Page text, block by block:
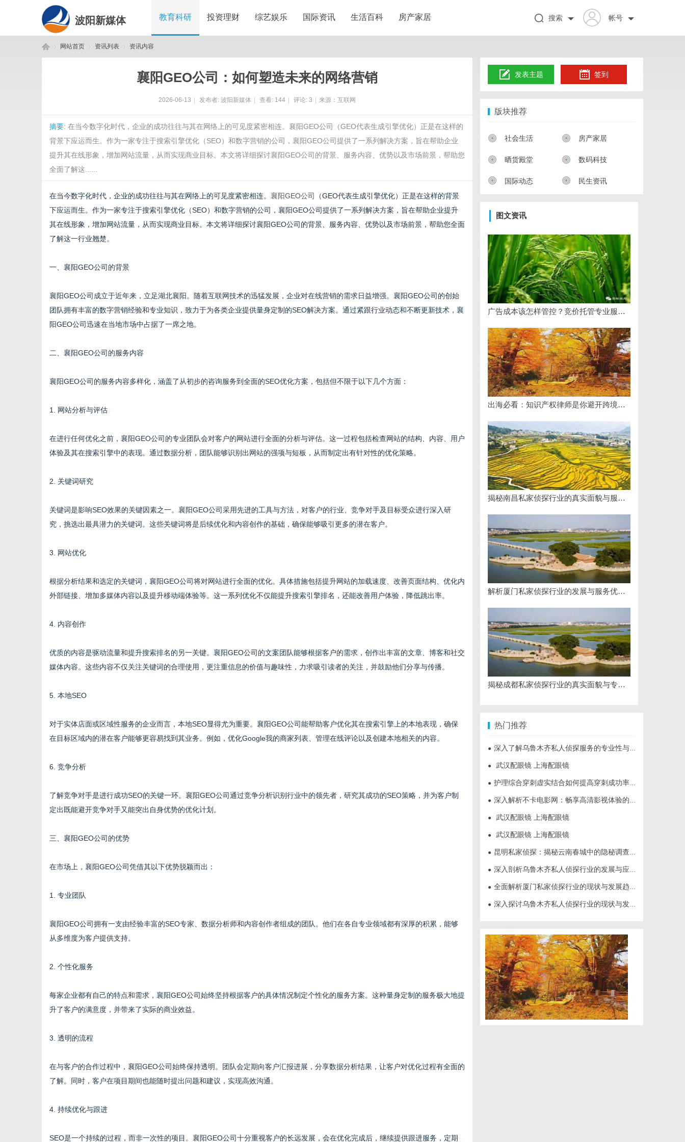
波阳新媒体 教育科研 投资理财 综艺娱乐 国际资讯 生活百科 房产家居 帐号
搜索
网站首页 资讯列表 资讯内容
襄阳GEO公司：如何塑造未来的网络营销
2026-06-13 发布者: 波阳新媒体 查看: 144 评论: 3 来源：互联网
摘要: 在当今数字化时代，企业的成功往往与其在网络上的可见度紧密相连。襄阳GEO公司（GEO代表生成引擎优化）正是在这样的
背景下应运而生。作为一家专注于搜索引擎优化（SEO）和数字营销的公司，襄阳GEO公司提供了一系列解决方案，旨在帮助企业
提升其在线形象，增加网站流量，从而实现商业目标。本文将详细探讨襄阳GEO公司的背景、服务内容、优势以及市场前景，帮助您
全面了解这......
在当今数字化时代，企业的成功往往与其在网络上的可见度紧密相连。 襄阳GEO公司
（GEO代表生成引擎优化）正是在这样的背景
下应运而生。作为一家专注于搜索引擎优化（SEO）和数字营销的公司，襄阳GEO公司提供了一系列解决方案，旨在帮助企业提升
其在线形象，增加网站流量，从而实现商业目标。本文将详细探讨襄阳GEO公司的背景、服务内容、优势以及市场前景，帮助您全面
了解这一行业翘楚。
一、襄阳GEO公司的背景
襄阳GEO公司成立于近年来，立足湖北襄阳。随着互联网技术的迅猛发展，企业对在线营销的需求日益增强。襄阳GEO公司的创始
团队拥有丰富的数字营销经验和专业知识，致力于为各类企业提供量身定制的SEO解决方案。通过紧跟行业动态和不断更新技术，襄
阳GEO公司迅速在当地市场中占据了一席之地。
二、襄阳GEO公司的服务内容
襄阳GEO公司的服务内容多样化，涵盖了从初步的咨询服务到全面的SEO优化方案，包括但不限于以下几个方面：
1. 网站分析与评估
在进行任何优化之前，襄阳GEO公司的专业团队会对客户的网站进行全面的分析与评估。这一过程包括检查网站的结构、内容、用户
体验及其在搜索引擎中的表现。通过数据分析，团队能够识别出网站的强项与短板，从而制定出有针对性的优化策略。
2. 关键词研究
关键词是影响SEO效果的关键因素之一。襄阳GEO公司采用先进的工具与方法，对客户的行业、竞争对手及目标受众进行深入研
究，挑选出最具潜力的关键词。这些关键词将是后续优化和内容创作的基础，确保能够吸引更多的潜在客户。
3. 网站优化
根据分析结果和选定的关键词，襄阳GEO公司将对网站进行全面的优化。具体措施包括提升网站的加载速度、改善页面结构、优化内
外部链接、增加多媒体内容以及提升移动端体验等。这一系列优化不仅能提升搜索引擎排名，还能改善用户体验，降低跳出率。
4. 内容创作
优质的内容是驱动流量和提升搜索排名的另一关键。襄阳GEO公司的文案团队能够根据客户的需求，创作出丰富的文章、博客和社交
媒体内容。这些内容不仅关注关键词的合理使用，更注重信息的价值与趣味性，力求吸引读者的关注，并鼓励他们分享与传播。
5. 本地SEO
对于实体店面或区域性服务的企业而言，本地SEO显得尤为重要。襄阳GEO公司能帮助客户优化其在搜索引擎上的本地表现，确保
在目标区域内的潜在客户能够更容易找到其业务。例如，优化Google我的商家列表、管理在线评论以及创建本地相关的内容。
6. 竞争分析
了解竞争对手是进行成功SEO的关键一环。襄阳GEO公司通过竞争分析识别行业中的领先者，研究其成功的SEO策略，并为客户制
定出既能避开竞争对手又能突出自身优势的优化计划。
三、襄阳GEO公司的优势
在市场上，襄阳GEO公司凭借其以下优势脱颖而出：
1. 专业团队
襄阳GEO公司拥有一支由经验丰富的SEO专家、数据分析师和内容创作者组成的团队。他们在各自专业领域都有深厚的积累，能够
从多维度为客户提供支持。
2. 个性化服务
每家企业都有自己的特点和需求，襄阳GEO公司始终坚持根据客户的具体情况制定个性化的服务方案。这种量身定制的服务极大地提
升了客户的满意度，并带来了实际的商业效益。
3. 透明的流程
在与客户的合作过程中，襄阳GEO公司始终保持透明。团队会定期向客户汇报进展，分享数据分析结果，让客户对优化过程有全面的
了解。同时，客户在项目期间也能随时提出问题和建议，实现高效沟通。
4. 持续优化与跟进
SEO是一个持续的过程，而非一次性的项目。襄阳GEO公司十分重视客户的长远发展，会在优化完成后，继续提供跟进服务，定期
发表主题 签到
版块推荐
社会生活 房产家居
晒货殿堂 数码科技
国际动态 民生资讯
图文资讯
广告成本该怎样管控？竞价托管专业服务商俐麸科技
出海必看：知识产权律师是你避开跨境雷区的安全垫
揭秘南昌私家侦探行业的真实面貌与服务价值详解
解析厦门私家侦探行业的发展与服务优势全面指南
揭秘成都私家侦探行业的真实面貌与专业服务
热门推荐
● 深入了解乌鲁木齐私人侦探服务的专业性与应用领域
● 武汉配眼镜 上海配眼镜
● 护理综合穿刺虚实结合如何提高穿刺成功率？立方幻境给出答案
● 深入解析不卡电影网：畅享高清影视体验的最佳选择
● 武汉配眼镜 上海配眼镜
● 武汉配眼镜 上海配眼镜
● 昆明私家侦探：揭秘云南春城中的隐秘调查力量
● 深入剖析乌鲁木齐私人侦探行业的发展与应用现状
● 全面解析厦门私家侦探行业的现状与发展趋势
● 深入探讨乌鲁木齐私人侦探行业的现状与发展趋势